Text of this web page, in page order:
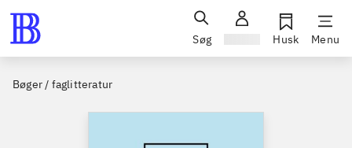
Søg Husk Menu
Bøger / faglitteratur